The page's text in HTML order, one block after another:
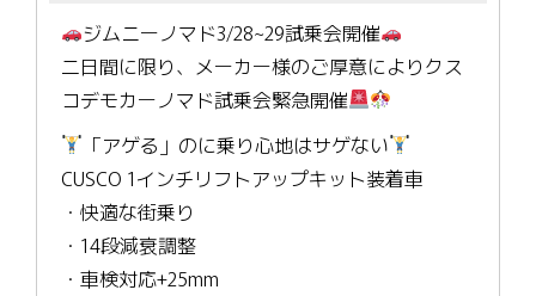
ジムニーノマド3/28~29試乗会開催
二日間に限り、メーカー様のご厚意によりクス
コデモカーノマド試乗会緊急開催
「アゲる」のに乗り心地はサゲない
CUSCO 1インチリフトアップキット装着車
・快適な街乗り
・14段減衰調整
・車検対応+25mm